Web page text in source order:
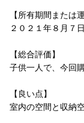
【所有期間または
２０２１年８月７
【総合評価】
子供一人で、今回
【良い点】
室内の空間と収納